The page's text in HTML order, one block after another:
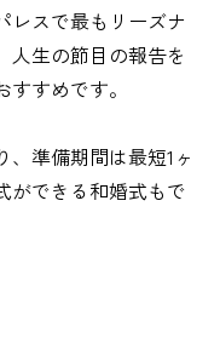
レスで最もリーズナ
人生の節目の報告を
すめです。
、準備期間は最短1ヶ
ができる和婚式もで